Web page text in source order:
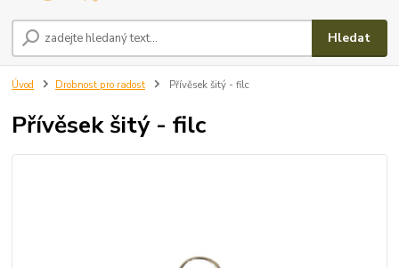
Hledat
Úvod Drobnost pro radost Přívěsek šitý - filc
Přívěsek šitý - filc